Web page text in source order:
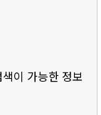
이 가능한 정보